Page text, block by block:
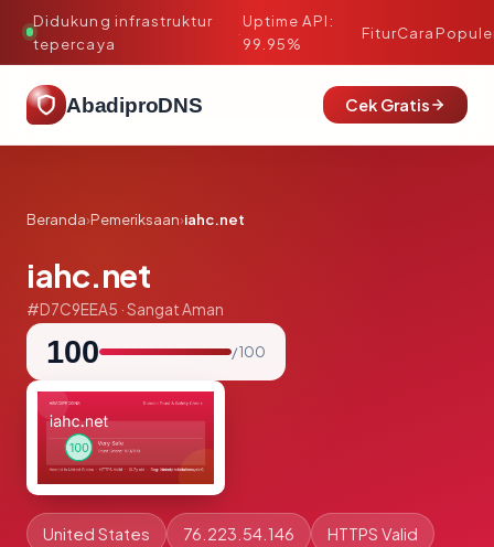
Didukung infrastruktur
tepercaya
·
Uptime API:
99.95%
FiturCara
AbadiproDNS Cek Gratis
Beranda›Pemeriksaan›iahc.net
iahc.net
#D7C9EEA5 · Sangat Aman
100 / 100
United States 76.223.54.146 HTTPS Valid